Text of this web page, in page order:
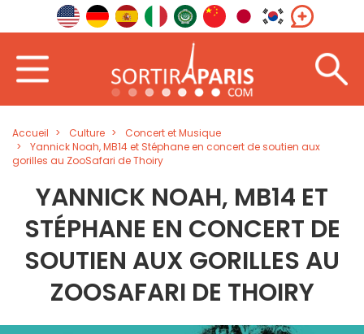
Accueil Culture
Concert et Musique
Yannick Noah, MB14 et Stéphane en concert de soutien aux
gorilles au ZooSafari de Thoiry
YANNICK NOAH, MB14 ET
STÉPHANE EN CONCERT DE
SOUTIEN AUX GORILLES AU
ZOOSAFARI DE THOIRY